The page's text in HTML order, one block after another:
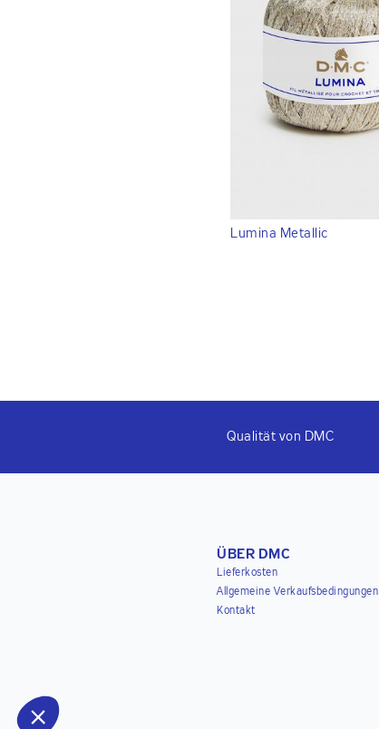
Lumina Metallic
Qualität von DMC
ÜBER DMC
Lieferkosten
Allgemeine Verkaufsbedingungen
Kontakt